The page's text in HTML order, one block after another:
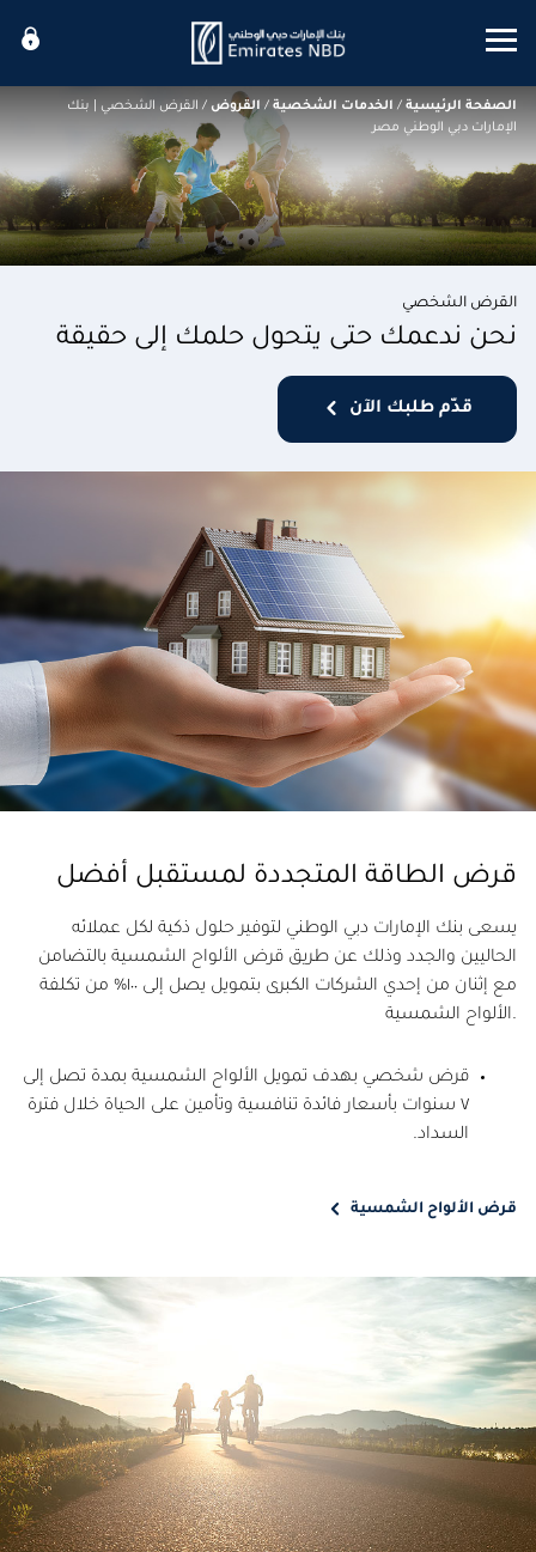
Mobile menu
الصفحة الرئيسية / الخدمات الشخصية / القروض / القرض الشخصي | بنك
الإمارات دبي الوطني مصر
القرض الشخصي
نحن ندعمك حتى يتحول حلمك إلى حقيقة
قدّم طلبك الآن
قرض الطاقة المتجددة لمستقبل أفضل
يسعى بنك الإمارات دبي الوطني لتوفير حلول ذكية لكل عملائه
الحاليين والجدد وذلك عن طريق قرض الألواح الشمسية بالتضامن
مع إثنان من إحدي الشركات الكبرى بتمويل يصل إلى ١٠٠٪ من تكلفة
.الألواح الشمسية
قرض شخصي بهدف تمويل الألواح الشمسية بمدة تصل إلى
٧ سنوات بأسعار فائدة تنافسية وتأمين على الحياة خلال فترة
السداد.
قرض الألواح الشمسية